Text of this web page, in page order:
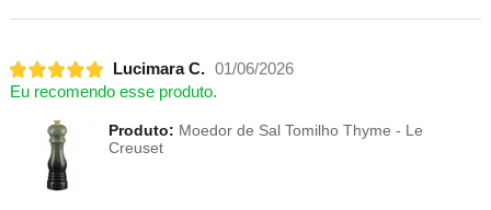
Lucimara C. 01/06/2026
Eu recomendo esse produto.
Produto: Moedor de Sal Tomilho Thyme - Le
Creuset